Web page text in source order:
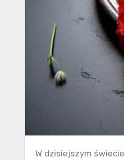
W dzisiejszym świecie, pełnym przetworzonych żywności i szybkich dań, coraz więcej osób zwraca uwagę na znaczenie czystego jedzenia dla zdrowia i